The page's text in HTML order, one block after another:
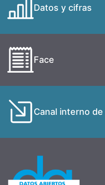
Datos y cifras
Face
Canal interno